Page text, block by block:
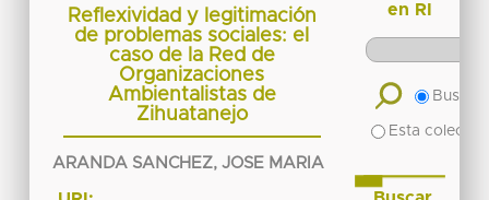
Reflexividad y legitimación
de problemas sociales: el
caso de la Red de
Organizaciones
Ambientalistas de
Zihuatanejo
ARANDA SANCHEZ, JOSE MARIA
en RI
Buscar
Esta